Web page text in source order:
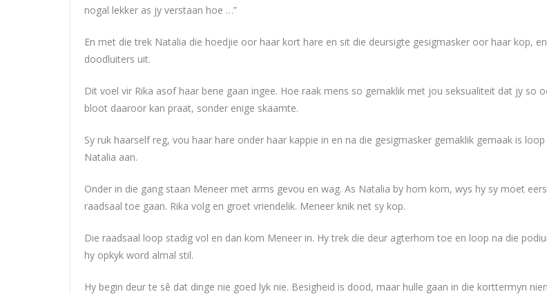
nogal lekker as jy verstaan hoe …”
En met die trek Natalia die hoedjie oor haar kort hare en sit die deursigte gesigmasker oor haar kop,
doodluiters uit.
Dit voel vir Rika asof haar bene gaan ingee. Hoe raak mens so gemaklik met jou seksualiteit dat jy so
bloot daaroor kan praat, sonder enige skaamte.
Sy ruk haarself reg, vou haar hare onder haar kappie in en na die gesigmasker gemaklik gemaak is
Natalia aan.
Onder in die gang staan Meneer met arms gevou en wag. As Natalia by hom kom, wys hy sy moet
raadsaal toe gaan. Rika volg en groet vriendelik. Meneer knik net sy kop.
Die raadsaal loop stadig vol en dan kom Meneer in. Hy trek die deur agterhom toe en loop na die
hy opkyk word almal stil.
Hy begin deur te sê dat dinge nie goed lyk nie. Besigheid is dood, maar hulle gaan in die korttermyn